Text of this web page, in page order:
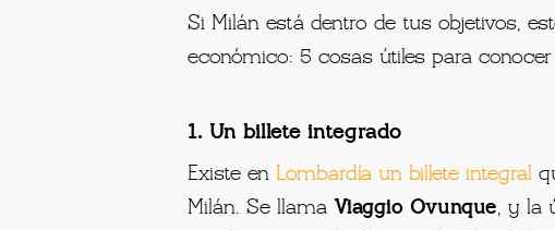
Si Milán está dentro de tus objetivos,
económico: 5 cosas útiles para
1. Un billete integrado
Existe en Lombardía un billete integral
Milán. Se llama Viaggio Ovunque , y la